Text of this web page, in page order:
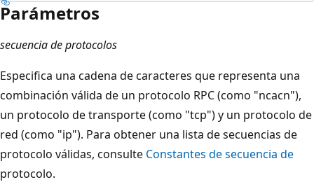
Parámetros
secuencia de protocolos
Especifica una cadena de caracteres que representa una
combinación válida de un protocolo RPC (como "ncacn"),
un protocolo de transporte (como "tcp") y un protocolo de
red (como "ip"). Para obtener una lista de secuencias de
protocolo válidas, consulte Constantes de secuencia de
protocolo.